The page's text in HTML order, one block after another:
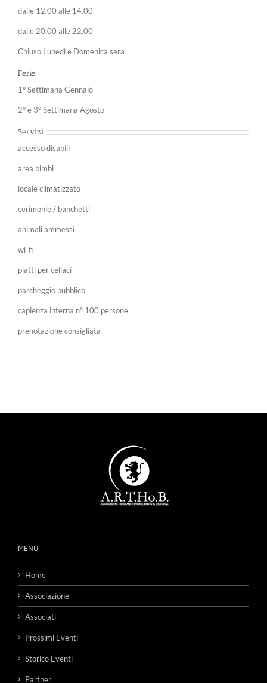
dalle 12.00 alle 14.00
dalle 20.00 alle 22.00
Chiuso Lunedì e Domenica sera
Ferie
1° Settimana Gennaio
2° e 3° Settimana Agosto
Servizi
accesso disabili
area bimbi
locale climatizzato
cerimonie / banchetti
animali ammessi
wi-fi
piatti per celiaci
parcheggio pubblico
capienza interna n° 100 persone
prenotazione consigliata
MENU
Home
Associazione
Associati
Prossimi Eventi
Storico Eventi
Partner